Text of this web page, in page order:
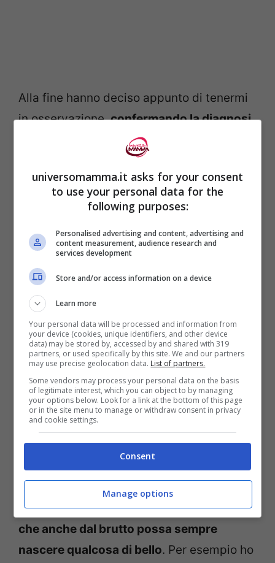
Alla fine hanno deciso appunto di tenermi
in osservazione,confermando la diagnosi
prima solo sospetta:aborto tubarico.
gravidanza si è spenta subito e quindi si è
verificata la migliore delle ipotesi, anche
perché le beta – che nel frattempo mi sono
scendendo.Nella sfortuna sono stata
fortunata.
Ho passato solo una notte in ospedale: le
bambine sono andate dai nonni, così io
avuto il tempo di capire – non di
metabolizzare, per quello ci vorrà ancora
un po’ – cosa mi stava succedendo. Il tutto
si sarebbe risolto da solo con una
mestruazione più abbondante.
Ho voluto raccontare la mia storia – come
quella della
scrittrice che ha capito la
positività del suo aborto – perchécredo
che anche dal brutto possa sempre
nascere qualcosa di bello. Per esempio ho
universomamma.it asks for your consent
to use your personal data for the
following purposes:
Personalised advertising and content, advertising and
content measurement, audience research and
services development
Store and/or access information on a device
Learn more
Your personal data will be processed and information from
your device (cookies, unique identifiers, and other device
data) may be stored by, accessed by and shared with 319
partners, or used specifically by this site. We and our partners
may use precise geolocation data. List of partners.
Some vendors may process your personal data on the basis
of legitimate interest, which you can object to by managing
your options below. Look for a link at the bottom of this page
or in the site menu to manage or withdraw consent in privacy
and cookie settings.
Consent
Manage options